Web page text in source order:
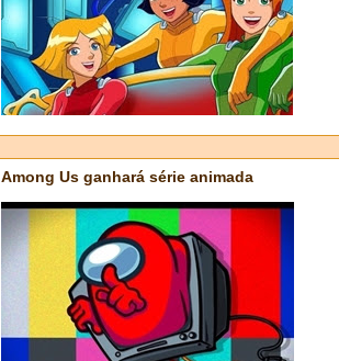
Among Us ganhará série animada